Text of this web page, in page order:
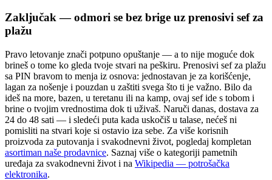
Zaključak — odmori se bez brige uz prenosivi sef za
plažu
Pravo letovanje znači potpuno opuštanje — a to nije moguće dok
brineš o tome ko gleda tvoje stvari na peškiru. Prenosivi sef za plažu
sa PIN bravom to menja iz osnova: jednostavan je za korišćenje,
lagan za nošenje i pouzdan u zaštiti svega što ti je važno. Bilo da
ideš na more, bazen, u teretanu ili na kamp, ovaj sef ide s tobom i
brine o tvojim vrednostima dok ti uživaš. Naruči danas, dostava za
24 do 48 sati — i sledeći puta kada uskočiš u talase, nećeš ni
pomisliti na stvari koje si ostavio iza sebe. Za više korisnih
proizvoda za putovanja i svakodnevni život, pogledaj kompletan
asortiman naše prodavnice. Saznaj više o kategoriji pametnih
uređaja za svakodnevni život i na Wikipedia — potrošačka
elektronika.